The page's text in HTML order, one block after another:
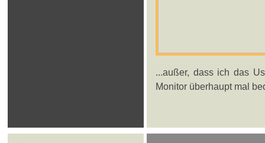
...außer, dass ich das
Monitor überhaupt mal